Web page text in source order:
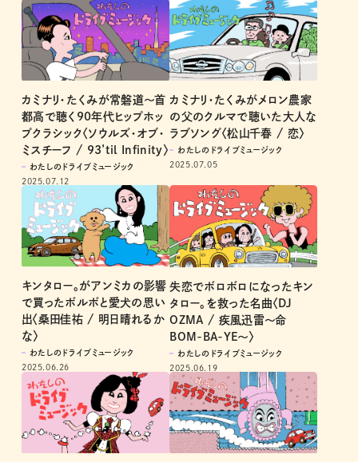
カミナリ・たくみが常磐道〜首
都高で聴く90年代ヒップホッ
プクラシック〈ソウルズ・オブ・
ミスチーフ / 93’til Infinity〉
わたしのドライブミュージック
2025.07.12
カミナリ・たくみがメロン農家
の父のクルマで聴いた大人な
ラブソング〈松山千春 / 恋〉
わたしのドライブミュージック
2025.07.05
キンタロー。がアンミカの影響
で買ったボルボと愛犬の思い
出〈桑田佳祐 / 明日晴れるか
な〉
わたしのドライブミュージック
2025.06.26
失恋でボロボロになったキン
タロー。を救った名曲〈DJ
OZMA / 疾風迅雷～命
BOM-BA-YE～〉
わたしのドライブミュージック
2025.06.19